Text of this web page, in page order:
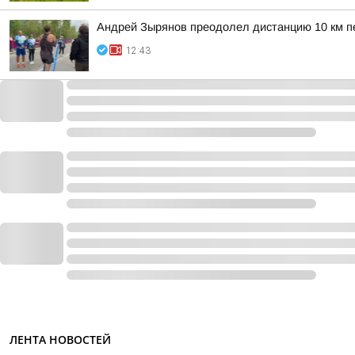
Андрей Зырянов преодолел дистанцию 10 км
12:43
ЛЕНТА НОВОСТЕЙ